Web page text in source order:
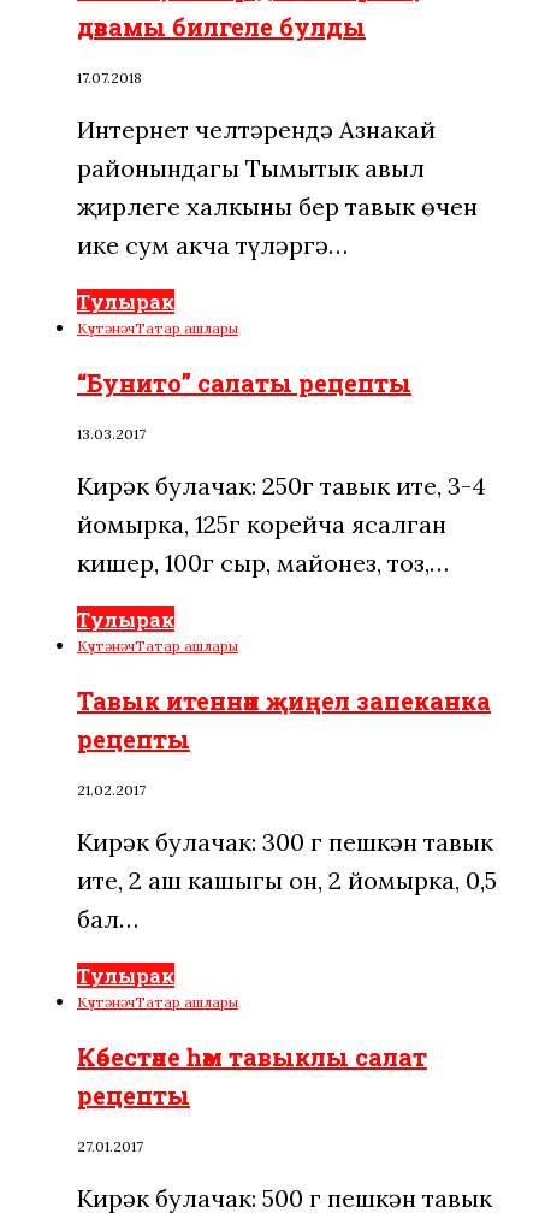
дәвамы билгеле булды
17.07.2018
Интернет челтәрендә Азнакай
районындагы Тымытык авыл
җирлеге хал­кының бер тавык өчен
ике сум акча түләргә…
Тулырак
КүчтәнәчТатар ашлары
“Бунито” салаты рецепты
13.03.2017
Кирәк булачак: 250г тавык ите, 3-4
йомырка, 125г корейча ясалган
кишер, 100г сыр, майонез, тоз,…
Тулырак
КүчтәнәчТатар ашлары
Тавык итеннән җиңел запеканка
рецепты
21.02.2017
Кирәк булачак: 300 г пешкән тавык
ите, 2 аш кашыгы он, 2 йомырка, 0,5
бал…
Тулырак
КүчтәнәчТатар ашлары
Кәбестәле һәм тавыклы салат
рецепты
27.01.2017
Кирәк булачак: 500 г пешкән тавык